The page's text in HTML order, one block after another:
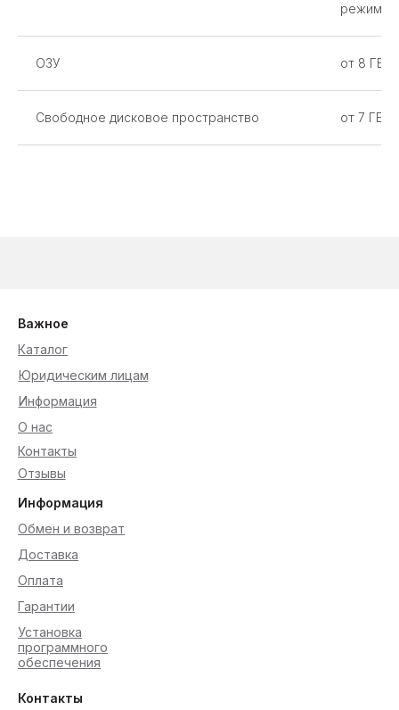
режиме
ОЗУ от 8 ГБ
Свободное дисковое пространство от 7 ГБ
Информация
Обмен и возврат
Доставка
Оплата
Гарантии
Установка
программного
обеспечения
Контакты
Важное
Каталог
Юридическим лицам
Информация
О нас
Контакты
Отзывы